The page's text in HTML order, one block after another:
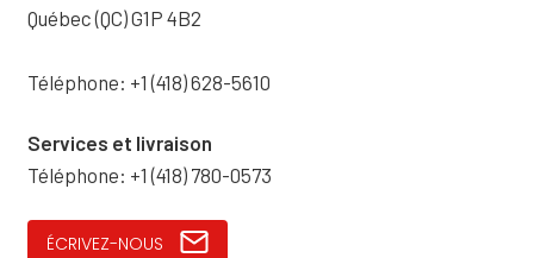
Québec (QC) G1P 4B2
Téléphone: +1 (418) 628-5610
Services et livraison
Téléphone: +1 (418) 780-0573
ÉCRIVEZ-NOUS